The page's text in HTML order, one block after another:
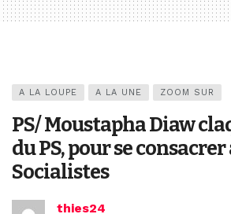
A LA LOUPE A LA UNE ZOOM SUR
PS/ Moustapha Diaw
du PS, pour se
Socialistes
thies24